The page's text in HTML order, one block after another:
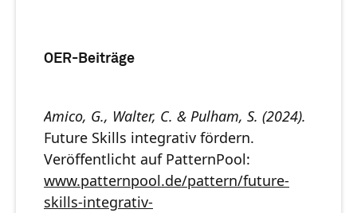
OER-Beiträge
Amico, G., Walter, C. & Pulham, S. (2024).
Future Skills integrativ fördern.
Veröffentlicht auf PatternPool:
www.patternpool.de/pattern/future-
skills-integrativ-